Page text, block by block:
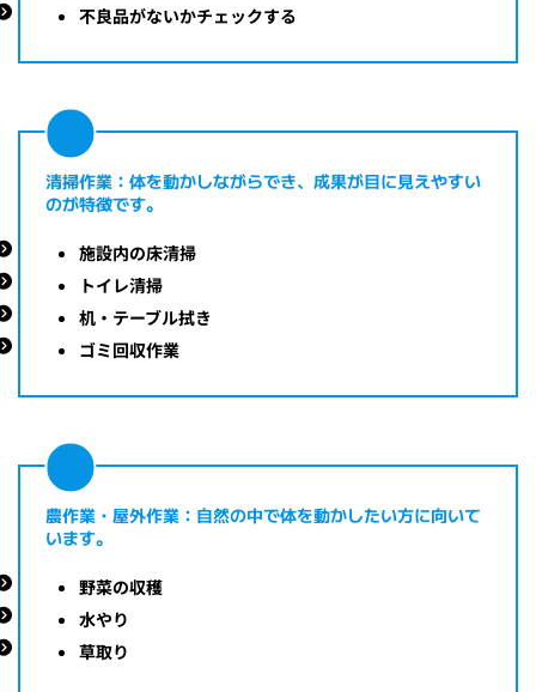
不良品がないかチェックする
清掃作業：体を動かしながらでき、成果が目に見えやすい
のが特徴です。
施設内の床清掃
トイレ清掃
机・テーブル拭き
ゴミ回収作業
農作業・屋外作業：自然の中で体を動かしたい方に向いて
います。
野菜の収穫
水やり
草取り